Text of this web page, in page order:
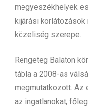
megyeszékhelyek
kijárási
közeliség szerepe.
Rengeteg Balaton
tábla a 2008-as
megmutatkozott. Az
az ingatlanokat,